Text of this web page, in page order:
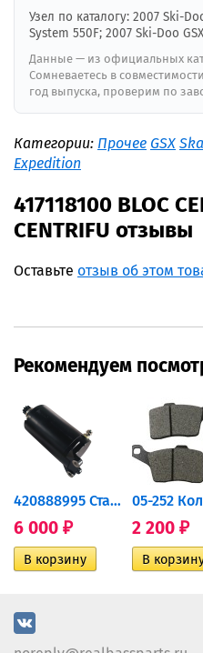
Узел по каталогу: 2007 Ski-
System 550F; 2007 Ski-Doo
Данные — из официальных
Сомневаетесь в
год выпуска, проверим по
Категории: Прочее GSX
Expedition
417118100 BLOC
CENTRIFU отзывы
Оставьте отзыв об этом
Рекомендуем
420888995 Стартер для...
6 000 ₽ 2 200 ₽